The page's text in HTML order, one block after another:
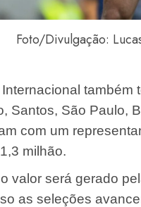
Foto/Divulgação:
também
Santos, São Paulo,
com um
milhão.
valor será gerado
as seleções